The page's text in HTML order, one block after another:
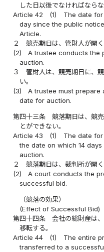
した日以後でなければならな
Article 42
(1)
The date
day since the public
Article.
２
競売期日は、管財人が開く
(2)
A trustee conducts the
auction.
３
管財人は、競売期日に、
い。
(3)
A trustee must
date for auction.
第四十三条
競落期日は、競
とができない。
Article 43
(1)
The date
the date on which 14
auction.
２
競落期日は、裁判所が開く
(2)
A court conducts the
successful bid.
（競落の効果）
(Effect of Successful Bid)
第四十四条
会社の総財産は
移転する。
Article 44
(1)
The entire
transferred to a